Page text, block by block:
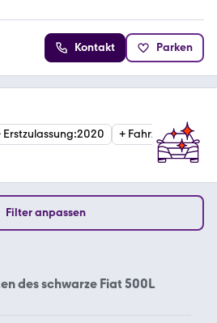
Kontakt Parken
Erstzulassung:2020 + Fahrzeugzustand
Filter anpassen
desschwarze Fiat 500L